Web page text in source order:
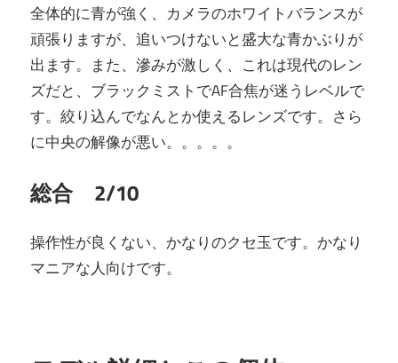
全体的に青が強く、カメラのホワイトバランスが
頑張りますが、追いつけないと盛大な青かぶりが
出ます。また、滲みが激しく、これは現代のレン
ズだと、ブラックミストでAF合焦が迷うレベルで
す。絞り込んでなんとか使えるレンズです。さら
に中央の解像が悪い。。。。。
総合 2/10
操作性が良くない、かなりのクセ玉です。かなり
マニアな人向けです。